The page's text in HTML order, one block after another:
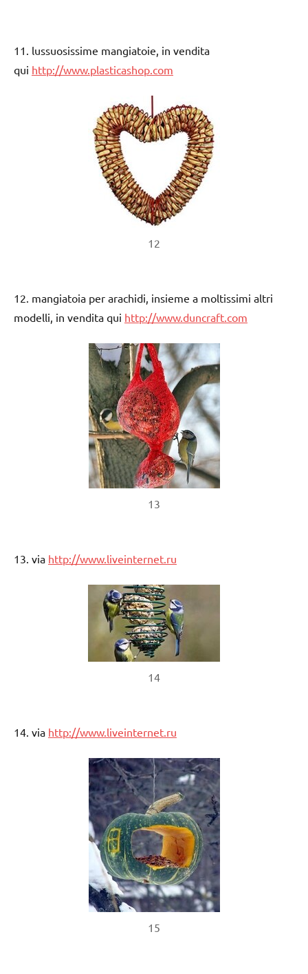
11. lussuosissime mangiatoie, in vendita
qui http://www.plasticashop.com
12
12. mangiatoia per arachidi, insieme a moltissimi altri
modelli, in vendita qui http://www.duncraft.com
13
13. via http://www.liveinternet.ru
14
14. via http://www.liveinternet.ru
15